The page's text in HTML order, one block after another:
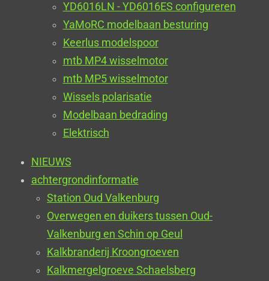
YD6016LN - YD6016ES configureren
YaMoRC modelbaan besturing
Keerlus modelspoor
mtb MP4 wisselmotor
mtb MP5 wisselmotor
Wissels polarisatie
Modelbaan bedrading
Elektrisch
NIEUWS
achtergrondinformatie
Station Oud Valkenburg
Overwegen en duikers tussen Oud-
Valkenburg en Schin op Geul
Kalkbranderij Kroongroeven
Kalkmergelgroeve Schaelsberg